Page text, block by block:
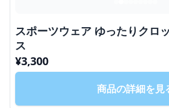
スポーツウェア ゆったりクロ
ス
¥3,300
商品の詳細を見